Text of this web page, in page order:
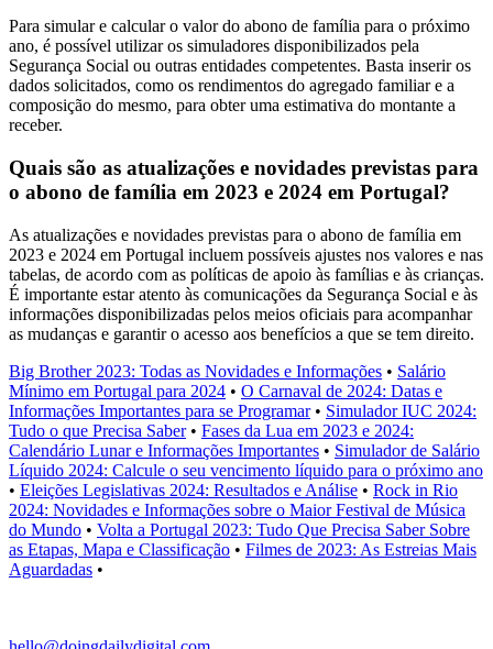
Para simular e calcular o valor do abono de família para o próximo
ano, é possível utilizar os simuladores disponibilizados pela
Segurança Social ou outras entidades competentes. Basta inserir os
dados solicitados, como os rendimentos do agregado familiar e a
composição do mesmo, para obter uma estimativa do montante a
receber.
Quais são as atualizações e novidades previstas para
o abono de família em 2023 e 2024 em Portugal?
As atualizações e novidades previstas para o abono de família em
2023 e 2024 em Portugal incluem possíveis ajustes nos valores e nas
tabelas, de acordo com as políticas de apoio às famílias e às crianças.
É importante estar atento às comunicações da Segurança Social e às
informações disponibilizadas pelos meios oficiais para acompanhar
as mudanças e garantir o acesso aos benefícios a que se tem direito.
Big Brother 2023: Todas as Novidades e Informações • Salário
Mínimo em Portugal para 2024 • O Carnaval de 2024: Datas e
Informações Importantes para se Programar• Simulador IUC 2024:
Tudo o que Precisa Saber• Fases da Lua em 2023 e 2024:
Calendário Lunar e Informações Importantes • Simulador de Salário
Líquido 2024: Calcule o seu vencimento líquido para o próximo ano
• Eleições Legislativas 2024: Resultados e Análise • Rock in Rio
2024: Novidades e Informações sobre o Maior Festival de Música
do Mundo • Volta a Portugal 2023: Tudo Que Precisa Saber Sobre
as Etapas, Mapa e Classificação • Filmes de 2023: As Estreias Mais
Aguardadas •